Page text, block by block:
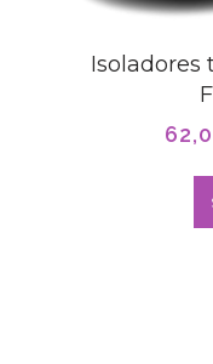
Isoladores